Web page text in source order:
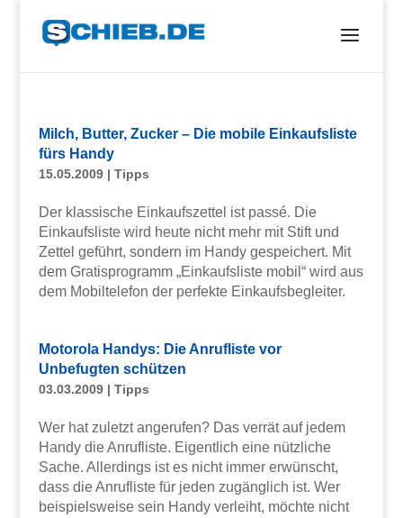
Milch, Butter, Zucker – Die mobile Einkaufsliste
fürs Handy
15.05.2009| Tipps
Der klassische Einkaufszettel ist passé. Die
Einkaufsliste wird heute nicht mehr mit Stift und
Zettel geführt, sondern im Handy gespeichert. Mit
dem Gratisprogramm „Einkaufsliste mobil“ wird aus
dem Mobiltelefon der perfekte Einkaufsbegleiter.
Motorola Handys: Die Anrufliste vor
Unbefugten schützen
03.03.2009| Tipps
Wer hat zuletzt angerufen? Das verrät auf jedem
Handy die Anrufliste. Eigentlich eine nützliche
Sache. Allerdings ist es nicht immer erwünscht,
dass die Anrufliste für jeden zugänglich ist. Wer
beispielsweise sein Handy verleiht, möchte nicht